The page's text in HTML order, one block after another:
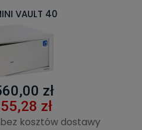
VAULT 40
zł
zł
bez kosztów dostawy